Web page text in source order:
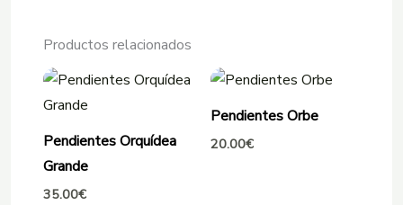
Productos relacionados
Pendientes Orquídea
Grande
35.00€
Pendientes Orbe
20.00€